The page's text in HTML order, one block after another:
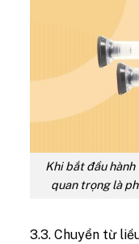
Khi bắt đầu
quan trọng là
3.3. Chuyển từ